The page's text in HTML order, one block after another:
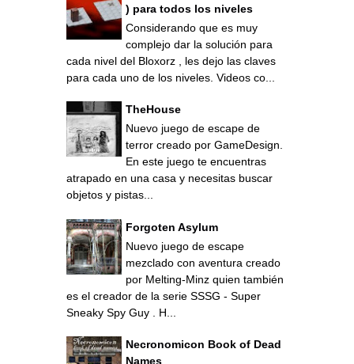
) para todos los niveles
Considerando que es muy
complejo dar la solución para
cada nivel del Bloxorz , les dejo las claves
para cada uno de los niveles. Videos co...
TheHouse
Nuevo juego de escape de
terror creado por GameDesign.
En este juego te encuentras
atrapado en una casa y necesitas buscar
objetos y pistas...
Forgoten Asylum
Nuevo juego de escape
mezclado con aventura creado
por Melting-Minz quien también
es el creador de la serie SSSG - Super
Sneaky Spy Guy . H...
Necronomicon Book of Dead
Names